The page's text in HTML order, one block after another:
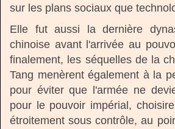
sur les plans sociaux que
Elle fut aussi la dernière
chinoise avant l'arrivée au
finalement, les séquelles de la
Tang menèrent également à la
pour éviter que l'armée ne
pour le pouvoir impérial,
étroitement sous contrôle, au